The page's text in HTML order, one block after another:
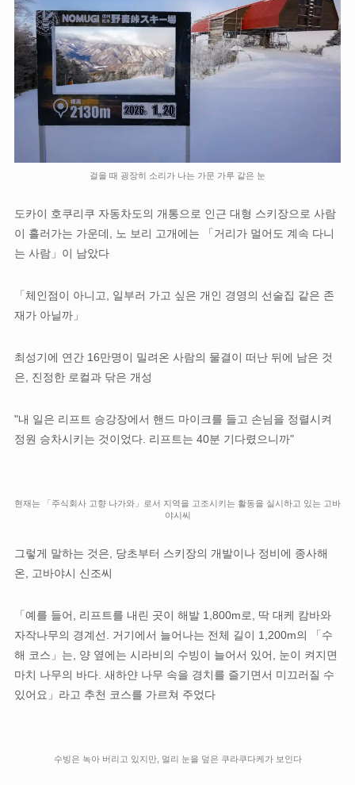
걸을 때 굉장히 소리가 나는 가문 가루 같은 눈
도카이 호쿠리쿠 자동차도의 개통으로 인근 대형 스키장으로 사람
이 흘러가는 가운데, 노 보리 고개에는 「거리가 멀어도 계속 다니
는 사람」이 남았다
「체인점이 아니고, 일부러 가고 싶은 개인 경영의 선술집 같은 존
재가 아닐까」
최성기에 연간 16만명이 밀려온 사람의 물결이 떠난 뒤에 남은 것
은, 진정한 로컬과 닦은 개성
"내 일은 리프트 승강장에서 핸드 마이크를 들고 손님을 정렬시켜
정원 승차시키는 것이었다. 리프트는 40분 기다렸으니까"
현재는 「주식회사 고향 나가와」로서 지역을 고조시키는 활동을 실시하고 있는 고바
야시씨
그렇게 말하는 것은, 당초부터 스키장의 개발이나 정비에 종사해
온, 고바야시 신조씨
「예를 들어, 리프트를 내린 곳이 해발 1,800m로, 딱 대케 캄바와
자작나무의 경계선. 거기에서 늘어나는 전체 길이 1,200m의 「수
해 코스」는, 양 옆에는 시라비의 수빙이 늘어서 있어, 눈이 켜지면
마치 나무의 바다. 새하얀 나무 속을 경치를 즐기면서 미끄러질 수
있어요」라고 추천 코스를 가르쳐 주었다
수빙은 녹아 버리고 있지만, 멀리 눈을 덮은 쿠라쿠다케가 보인다